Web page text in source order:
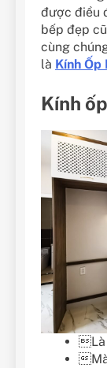
được điều
bếp đẹp
cùng
là Kính Ốp
Kính
Là